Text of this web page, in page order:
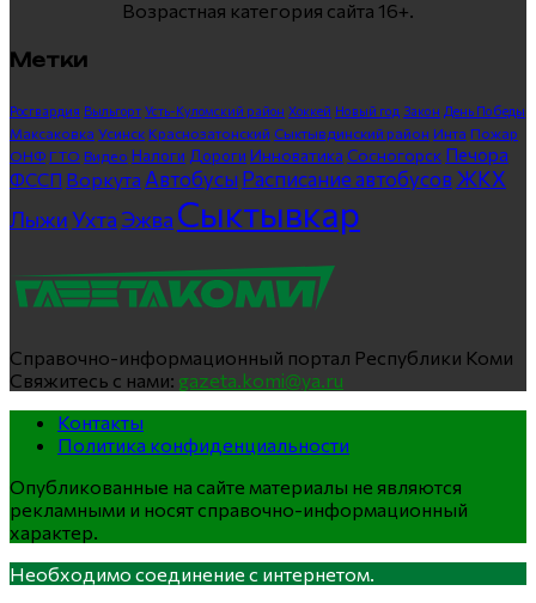
Возрастная категория сайта 16+.
Метки
Росгвардия Выльгорт Усть-Куломский район Хоккей Новый год Закон День Победы
Максаковка Усинск Краснозатонский Сыктывдинский район Инта Пожар
ОНФ ГТО Видео Налоги Дороги Инноватика Сосногорск Печора
ФССП Воркута Автобусы Расписание автобусов ЖКХ
ЛыжиУхта Эжва Сыктывкар
Справочно-информационный портал Республики Коми
Свяжитесь с нами: gazeta.komi@ya.ru
Контакты
Политика конфиденциальности
Опубликованные на сайте материалы не являются
рекламными и носят справочно-информационный
характер.
Необходимо соединение с интернетом.